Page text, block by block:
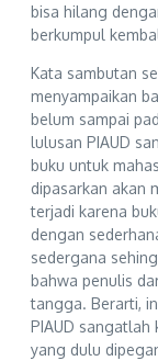
bisa hilang
berkumpul
Kata sambutan
menyampaikan
belum sampai
lulusan PIAUD
buku untuk
dipasarkan akan
terjadi karena
dengan
sedergana
bahwa penulis
tangga. Berarti,
PIAUD sangatlah
yang dulu